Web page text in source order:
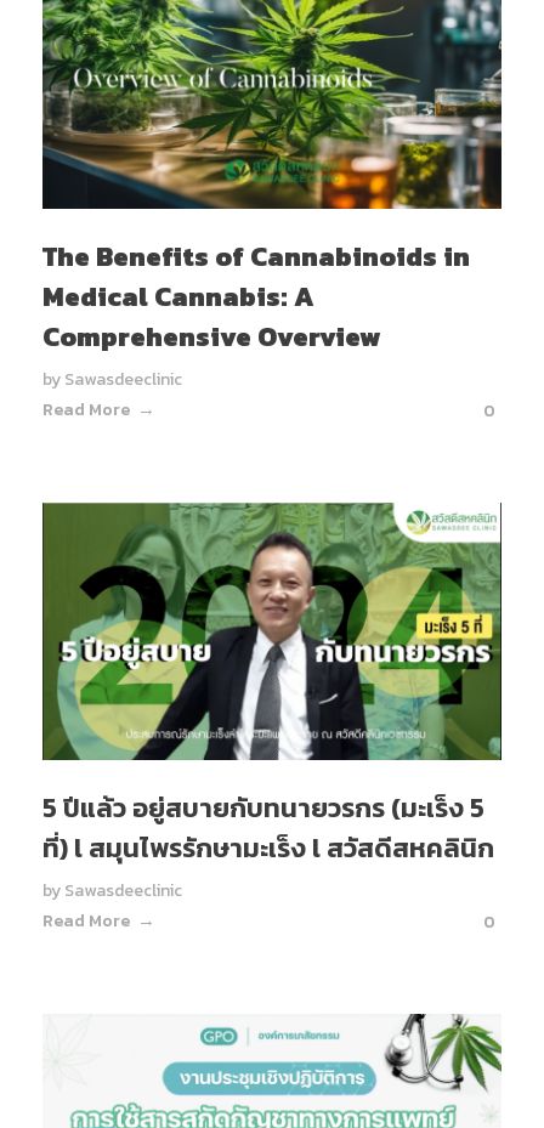
The Benefits of Cannabinoids in
Medical Cannabis: A
Comprehensive Overview
bySawasdeeclinic
Read More
0
5 ปีแล้ว อยู่สบายกับทนายวรกร (มะเร็ง 5
ที่) l สมุนไพรรักษามะเร็ง l สวัสดีสหคลินิก
bySawasdeeclinic
Read More
0